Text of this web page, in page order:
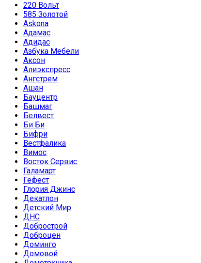
220 Вольт
585 Золотой
Askona
Адамас
Адидас
Азбука Мебели
Аксон
Алиэкспресс
Ангстрем
Ашан
Бауцентр
Башмаг
Белвест
Би Би
Бифри
Вестфалика
Вимос
Восток Сервис
Галамарт
Гефест
Глория Джинс
Декатлон
Детский Мир
ДНС
Добрострой
Доброцен
Доминго
Домовой